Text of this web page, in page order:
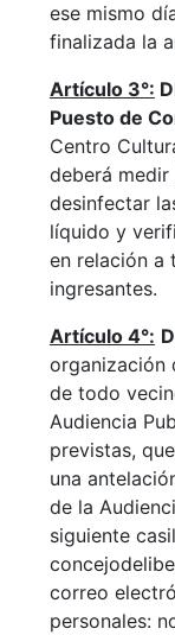
ese mismo
finalizada la
Artículo 3°:
Puesto de
Centro
deberá
desinfectar
líquido y
en relación a
ingresantes.
Artículo 4°:
organización
de todo
Audiencia
previstas,
una
de la
siguiente
correo
personales: